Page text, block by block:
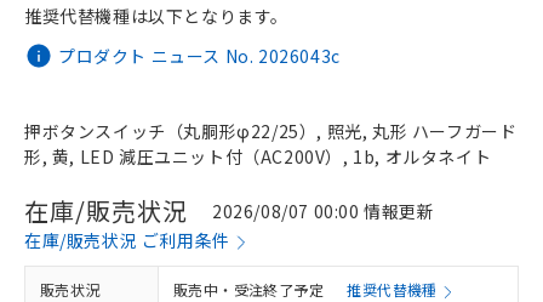
プロダクト ニュース No. 2026043c
推奨代替機種は以下となります。
押ボタンスイッチ（丸胴形φ22/25）, 照光, 丸形 ハーフガード
形, 黄, LED 減圧ユニット付（AC200V）, 1b, オルタネイト
在庫/販売状況
2026/08/07 00:00 情報更新
在庫/販売状況 ご利用条件
販売状況 販売中・受注終了予定 推奨代替機種